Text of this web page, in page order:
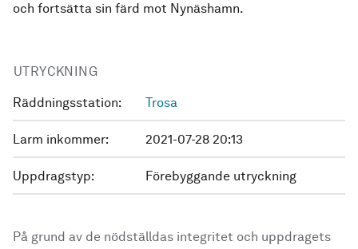
och fortsätta sin färd mot Nynäshamn.
UTRYCKNING
Räddningsstation: Trosa
Larm inkommer: 2021-07-28 20:13
Uppdragstyp: Förebyggande utryckning
På grund av de nödställdas integritet och uppdragets